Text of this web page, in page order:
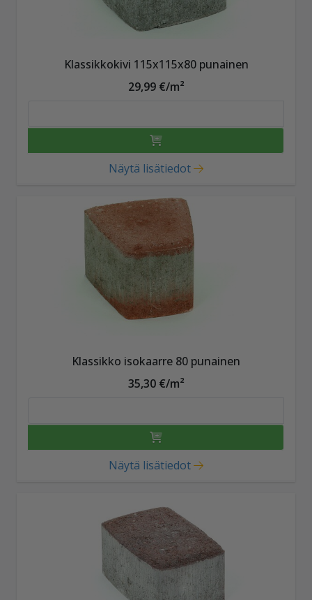
Klassikkokivi 115x115x80 punainen
29,99 €/m²
Näytä lisätiedot
Klassikko isokaarre 80 punainen
35,30 €/m²
Näytä lisätiedot